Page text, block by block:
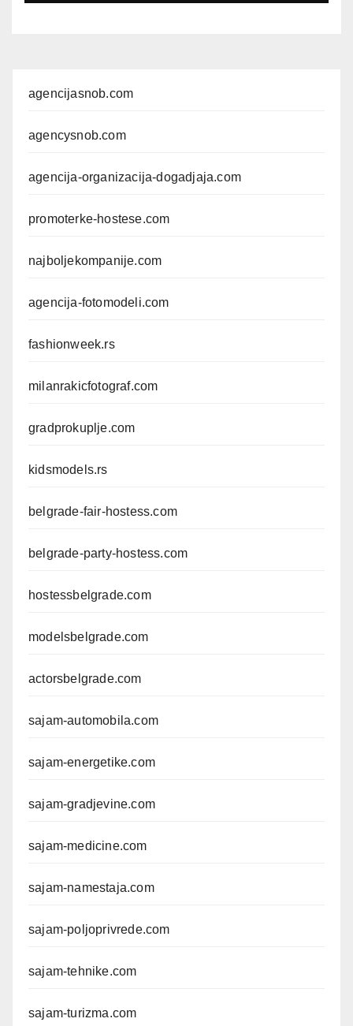
agencijasnob.com
agencysnob.com
agencija-organizacija-dogadjaja.com
promoterke-hostese.com
najboljekompanije.com
agencija-fotomodeli.com
fashionweek.rs
milanrakicfotograf.com
gradprokuplje.com
kidsmodels.rs
belgrade-fair-hostess.com
belgrade-party-hostess.com
hostessbelgrade.com
modelsbelgrade.com
actorsbelgrade.com
sajam-automobila.com
sajam-energetike.com
sajam-gradjevine.com
sajam-medicine.com
sajam-namestaja.com
sajam-poljoprivrede.com
sajam-tehnike.com
sajam-turizma.com